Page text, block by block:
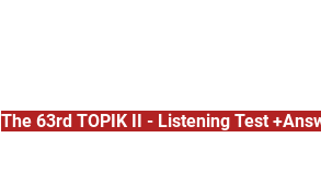
The 63rd TOPIK II - Listening Test